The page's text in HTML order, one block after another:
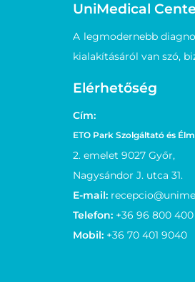
UniMedical
A legmodernebb
kialakításáról van szó,
Elérhetőség
Cím:
ETO Park Szolgáltató és
2. emelet 9027 Győr,
Nagysándor J. utca 31.
E-mail:
Telefon: +36 96 800 400
Mobil: +36 70 401 9040